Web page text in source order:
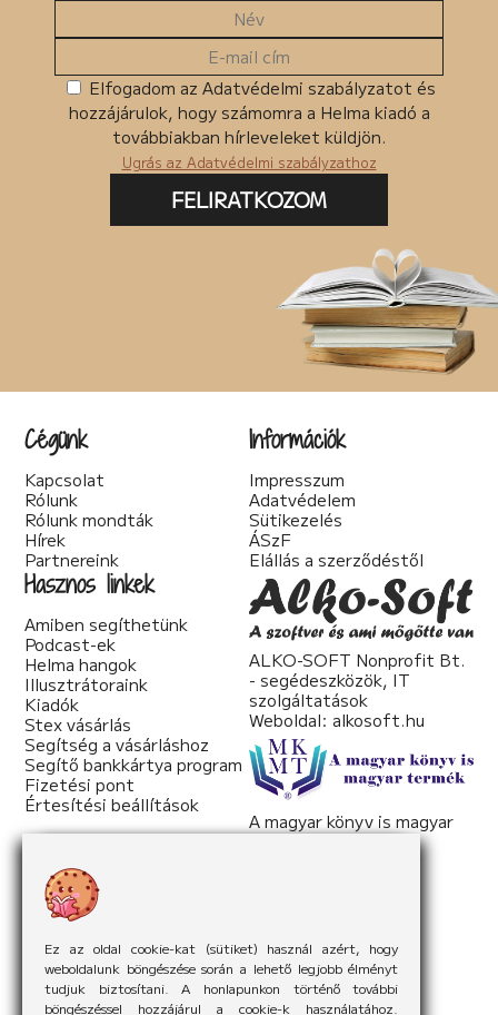
Ez az oldal cookie-kat (sütiket) használ azért, hogy
weboldalunk böngészése során a lehető legjobb élményt
tudjuk biztosítani. A honlapunkon történő további
böngészéssel hozzájárul a cookie-k használatához.
Elfogadom az Adatvédelmi szabályzatot és
hozzájárulok, hogy számomra a Helma kiadó a
továbbiakban hírleveleket küldjön.
Ugrás az Adatvédelmi szabályzathoz
FELIRATKOZOM
Cégünk
Kapcsolat
Rólunk
Rólunk mondták
Hírek
Partnereink
Információk
Impresszum
Adatvédelem
Sütikezelés
ÁSzF
Elállás a szerződéstől
Hasznos linkek
Amiben segíthetünk
Podcast-ek
Helma hangok
Illusztrátoraink
Kiadók
Stex vásárlás
Segítség a vásárláshoz
Segítő bankkártya program
Fizetési pont
Értesítési beállítások
ALKO-SOFT Nonprofit Bt.
- segédeszközök, IT
szolgáltatások
Weboldal: alkosoft.hu
A magyar könyv is magyar
termék